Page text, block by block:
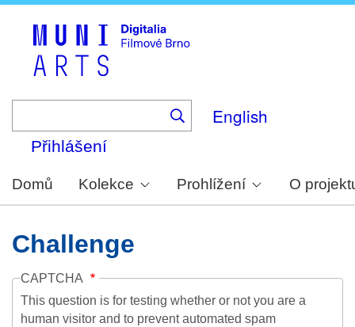
English
Přihlášení
Domů Kolekce Prohlížení O
Challenge
CAPTCHA
This question is for testing whether or not you are a
human visitor and to prevent automated spam